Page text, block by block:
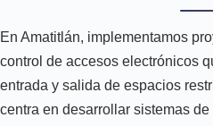
En Amatitlán, implementamos
control de accesos electrónicos
entrada y salida de espacios
centra en desarrollar sistemas